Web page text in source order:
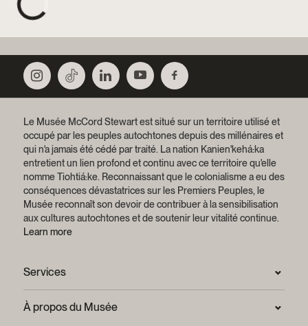
Le Musée McCord Stewart est situé sur un territoire utilisé et
occupé par les peuples autochtones depuis des millénaires et
qui n'a jamais été cédé par traité. La nation Kanien'kehá:ka
entretient un lien profond et continu avec ce territoire qu'elle
nomme Tiohtiá:ke. Reconnaissant que le colonialisme a eu des
conséquences dévastatrices sur les Premiers Peuples, le
Musée reconnaît son devoir de contribuer à la sensibilisation
aux cultures autochtones et de soutenir leur vitalité continue.
Learn more
Services
Salle de presse
À propos du Musée